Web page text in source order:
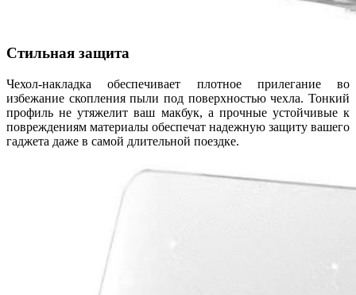
Стильная защита
Чехол-накладка обеспечивает плотное прилегание во
избежание скопления пыли под поверхностью чехла. Тонкий
профиль не утяжелит ваш макбук, а прочные устойчивые к
повреждениям материалы обеспечат надежную защиту вашего
гаджета даже в самой длительной поездке.